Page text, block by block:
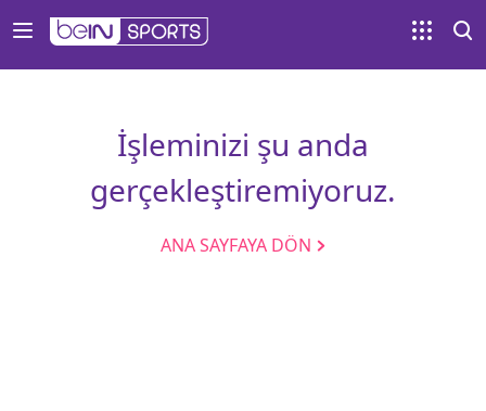
İşleminizi şu anda
gerçekleştiremiyoruz.
ANA SAYFAYA DÖN